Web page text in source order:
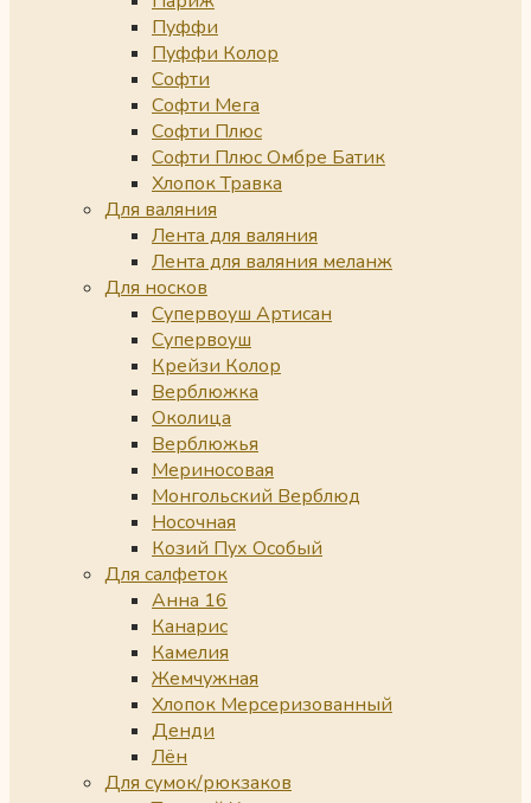
Пуффи
Пуффи Колор
Софти
Софти Мега
Софти Плюс
Софти Плюс Омбре Батик
Хлопок Травка
Для валяния
Лента для валяния
Лента для валяния меланж
Для носков
Супервоуш Артисан
Супервоуш
Крейзи Колор
Верблюжка
Околица
Верблюжья
Мериносовая
Монгольский Верблюд
Носочная
Козий Пух Особый
Для салфеток
Анна 16
Канарис
Камелия
Жемчужная
Хлопок Мерсеризованный
Денди
Лён
Для сумок/рюкзаков